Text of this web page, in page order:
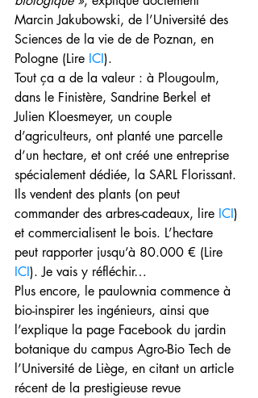
Marcin Jakubowski, de l’Université des
Sciences de la vie de de Poznan, en
Pologne (Lire ICI).
Tout ça a de la valeur : à Plougoulm,
dans le Finistère, Sandrine Berkel et
Julien Kloesmeyer, un couple
d’agriculteurs, ont planté une parcelle
d’un hectare, et ont créé une entreprise
spécialement dédiée, la SARL Florissant.
Ils vendent des plants (on peut
commander des arbres-cadeaux, lire ICI)
et commercialisent le bois. L’hectare
peut rapporter jusqu’à 80.000 € (Lire
ICI). Je vais y réfléchir…
Plus encore, le paulownia commence à
bio-inspirer les ingénieurs, ainsi que
l’explique la page Facebook du jardin
botanique du campus Agro-Bio Tech de
l’Université de Liège, en citant un article
récent de la prestigieuse revue